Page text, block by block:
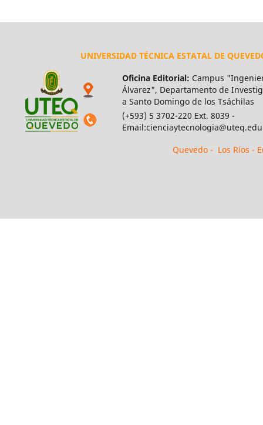
UNIVERSIDAD TÉCNICA ESTATAL DE
Oficina Editorial: Campus
Álvarez", Departamento de
a Santo Domingo de los Tsáchilas
(+593) 5 3702-220 Ext. 8039 -
Quevedo - Los Ríos -